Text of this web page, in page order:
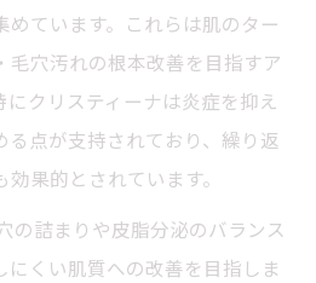
めています。これらは肌のター
毛穴汚れの根本改善を目指すア
クリスティーナは炎症を抑え
る点が支持されており、繰り返
果的とされています。
の詰まりや皮脂分泌のバランス
にくい肌質への改善を目指しま